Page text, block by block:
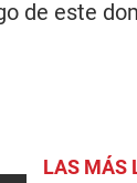
de este
LAS MÁS